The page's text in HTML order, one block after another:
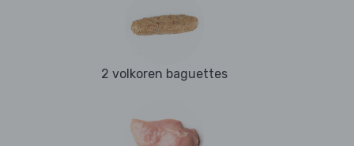
2 volkoren baguettes